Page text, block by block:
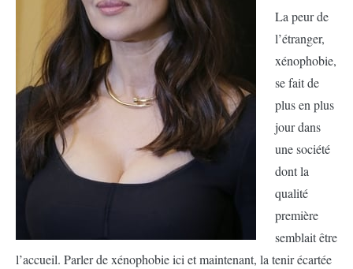
La peur de
l’étranger,
xénophobie,
se fait de
plus en plus
jour dans
une société
dont la
qualité
première
semblait être
l’accueil. Parler de xénophobie ici et maintenant, la tenir écartée